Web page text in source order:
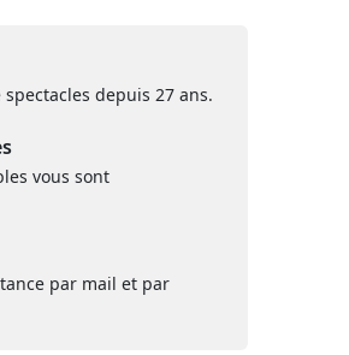
depuis 27 ans.
vous sont
par mail et par